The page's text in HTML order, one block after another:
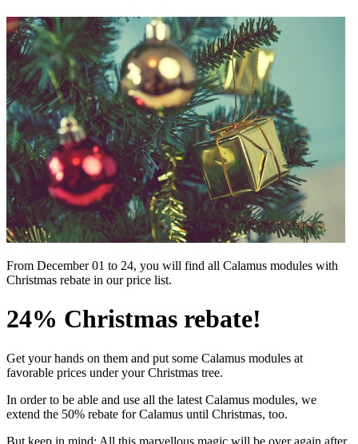
From December 01 to 24, you will find all Calamus modules with
Christmas rebate in our price list.
24% Christmas rebate!
Get your hands on them and put some Calamus modules at
favorable prices under your Christmas tree.
In order to be able and use all the latest Calamus modules, we
extend the 50% rebate for Calamus until Christmas, too.
But keep in mind: All this marvellous magic will be over again after